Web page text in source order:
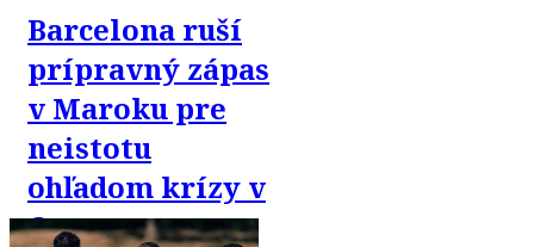
Barcelona ruší
prípravný zápas
v Maroku pre
neistotu
ohľadom krízy v
Ceute